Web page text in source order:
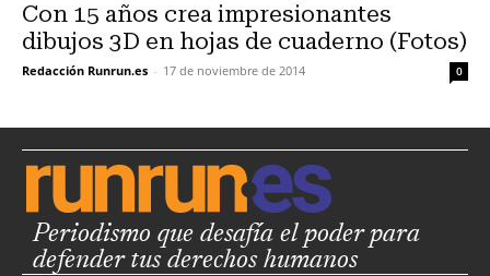
Con 15 años crea impresionantes
dibujos 3D en hojas de cuaderno (Fotos)
Redacción Runrun.es - 17 de noviembre de 2014 0
Periodismo que desafía el poder para
defender tus derechos humanos